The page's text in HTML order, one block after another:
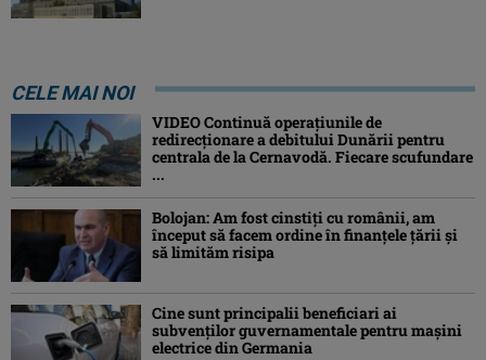
CELE MAI NOI
VIDEO Continuă operațiunile de
redirecționare a debitului Dunării pentru
centrala de la Cernavodă. Fiecare scufundare
...
Bolojan: Am fost cinstiţi cu românii, am
început să facem ordine în finanţele ţării şi
să limităm risipa
Cine sunt principalii beneficiari ai
subvenţilor guvernamentale pentru mașini
electrice din Germania